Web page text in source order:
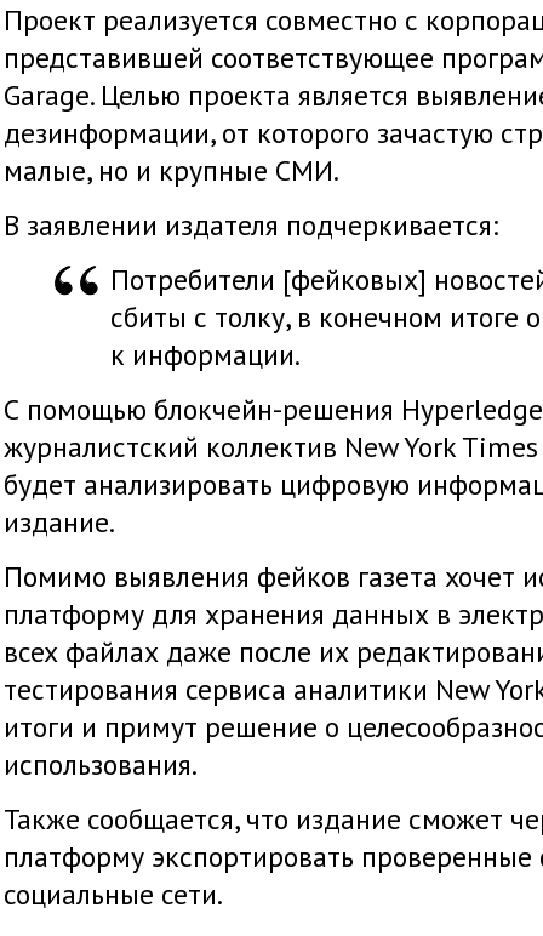
Проект реализуется совместно с
представившей соответствующее
Garage. Целью проекта является
дезинформации, от которого зачастую
малые, но и крупные СМИ.
В заявлении издателя подчеркивается:
Потребители [фейковых]
сбиты с толку, в конечном итоге
к информации.
С помощью блокчейн-решения
журналистский коллектив New York
будет анализировать цифровую
издание.
Помимо выявления фейков газета хочет
платформу для хранения данных в
всех файлах даже после их
тестирования сервиса аналитики New
итоги и примут решение о
использования.
Также сообщается, что издание сможет
платформу экспортировать
социальные сети.